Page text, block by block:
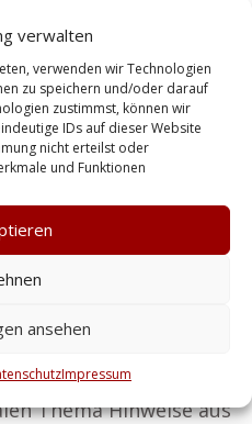
verwalten
verwenden wir Technologien
zu speichern und/oder darauf
zustimmst, können wir
IDs auf dieser Website
nicht erteilst oder
und Funktionen
ansehen
Impressum
Standpunkt:
zu
vertrauenswürdig
–
die Sicherheit, die sie
ist Sicherheit ein
für Erfolg. Mit
Ihre
Werte bewahrt.
Thema Hinweise aus